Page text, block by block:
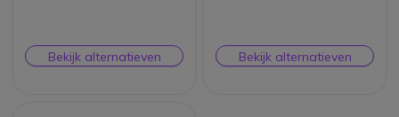
Bekijk alternatieven Bekijk alternatieven